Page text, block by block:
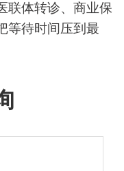
联体转诊、商业保
等待时间压到最